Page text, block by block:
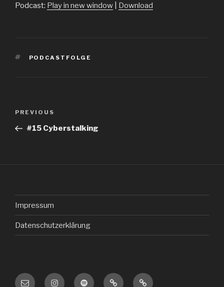
Podcast: Play in new window Download
TAGS
PODCASTFOLGE
Previous
Post
PREVIOUS
#15 Cyberstalking
Impressum
Datenschutzerklärung
Email InstagramSpotify iTunes Deezer